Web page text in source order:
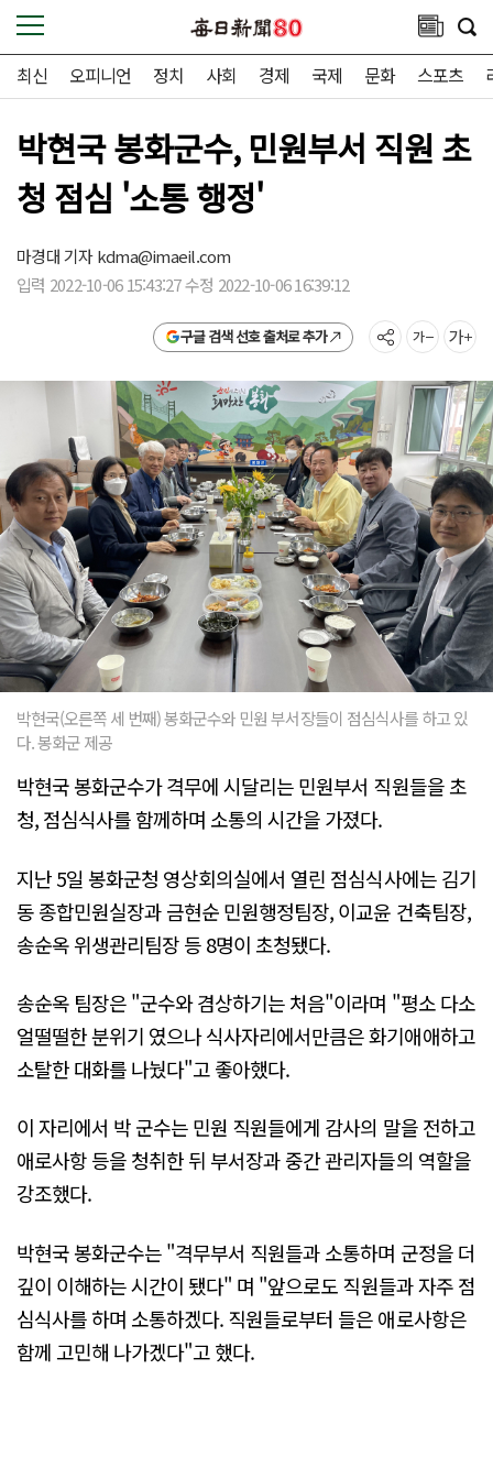
최신 오피니언 정치 사회 경제 국제 문화 스포츠
박현국 봉화군수, 민원부서 직원 초
청 점심 '소통 행정'
마경대 기자kdma@imaeil.com
입력 2022-10-06 15:43:27 수정 2022-10-06 16:39:12
구글 검색 선호 출처로 추가
박현국(오른쪽 세 번째) 봉화군수와 민원 부서장들이 점심식사를 하고 있
다. 봉화군 제공
박현국 봉화군수가 격무에 시달리는 민원부서 직원들을 초
청, 점심식사를 함께하며 소통의 시간을 가졌다.
지난 5일 봉화군청 영상회의실에서 열린 점심식사에는 김기
동 종합민원실장과 금현순 민원행정팀장, 이교윤 건축팀장,
송순옥 위생관리팀장 등 8명이 초청됐다.
송순옥 팀장은 "군수와 겸상하기는 처음"이라며 "평소 다소
얼떨떨한 분위기 였으나 식사자리에서만큼은 화기애애하고
소탈한 대화를 나눴다"고 좋아했다.
이 자리에서 박 군수는 민원 직원들에게 감사의 말을 전하고
애로사항 등을 청취한 뒤 부서장과 중간 관리자들의 역할을
강조했다.
박현국 봉화군수는 "격무부서 직원들과 소통하며 군정을 더
깊이 이해하는 시간이 됐다" 며 "앞으로도 직원들과 자주 점
심식사를 하며 소통하겠다. 직원들로부터 들은 애로사항은
함께 고민해 나가겠다"고 했다.